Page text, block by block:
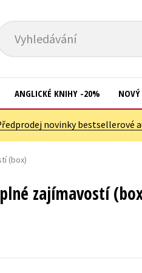
Vyhledávání
New Adult
Ostatní
ANGLICKÉ KNIHY -20%
novinky bestsellerové
(box)
zajímavostí